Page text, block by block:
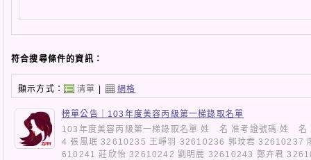
符合搜尋條件的資訊：
顯示方式： 清單 | 網格
榜單公告｜103年度美容丙級第一梯錄取名單
103年度美容丙級第一梯錄取名單 姓 名 准考證號碼 姓
4 張風珉 32610235 王崢羽 32610236 郭玟君 32610237
610241 莊欣怡 32610242 劉明麗 32610243 鄭卉君